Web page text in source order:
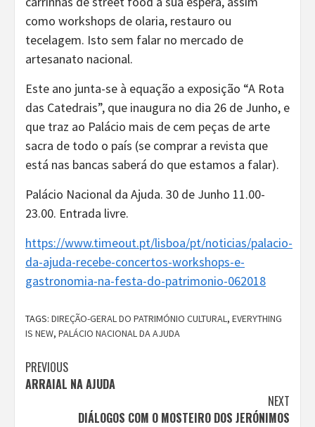
como workshops de olaria, restauro ou
tecelagem. Isto sem falar no mercado de
artesanato nacional.
Este ano junta-se à equação a exposição “A Rota
das Catedrais”, que inaugura no dia 26 de Junho, e
que traz ao Palácio mais de cem peças de arte
sacra de todo o país (se comprar a revista que
está nas bancas saberá do que estamos a falar).
Palácio Nacional da Ajuda. 30 de Junho 11.00-
23.00. Entrada livre.
https://www.timeout.pt/lisboa/pt/noticias/palacio-
da-ajuda-recebe-concertos-workshops-e-
gastronomia-na-festa-do-patrimonio-062018
TAGS: DIREÇÃO-GERAL DO PATRIMÓNIO CULTURAL , EVERYTHING
IS NEW, PALÁCIO NACIONAL DA AJUDA
Continue
Reading
PREVIOUS
ARRAIAL NA AJUDA
NEXT
DIÁLOGOS COM O MOSTEIRO DOS JERÓNIMOS